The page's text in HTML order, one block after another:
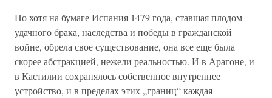
Но хотя на бумаге Испания 1479 года, ставшая плодом
удачного брака, наследства и победы в гражданской
войне, обрела свое существование, она все еще была
скорее абстракцией, нежели реальностью. И в Арагоне, и
в Кастилии сохранялось собственное внутреннее
устройство, и в пределах этих „границ“ каждая